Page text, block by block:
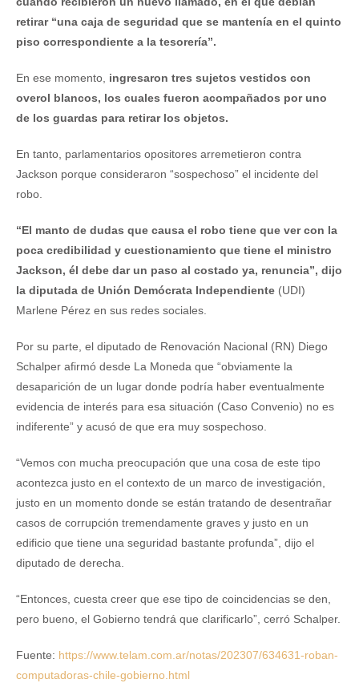
retirar “una caja de seguridad que se mantenía en el quinto
piso correspondiente a la tesorería”.
En ese momento, ingresaron tres sujetos vestidos con
overol blancos, los cuales fueron acompañados por uno
de los guardas para retirar los objetos.
En tanto, parlamentarios opositores arremetieron contra
Jackson porque consideraron “sospechoso” el incidente del
robo.
“El manto de dudas que causa el robo tiene que ver con la
poca credibilidad y cuestionamiento que tiene el ministro
Jackson, él debe dar un paso al costado ya, renuncia”, dijo
la diputada de Unión Demócrata Independiente (UDI)
Marlene Pérez en sus redes sociales.
Por su parte, el diputado de Renovación Nacional (RN) Diego
Schalper afirmó desde La Moneda que “obviamente la
desaparición de un lugar donde podría haber eventualmente
evidencia de interés para esa situación (Caso Convenio) no es
indiferente” y acusó de que era muy sospechoso.
“Vemos con mucha preocupación que una cosa de este tipo
acontezca justo en el contexto de un marco de investigación,
justo en un momento donde se están tratando de desentrañar
casos de corrupción tremendamente graves y justo en un
edificio que tiene una seguridad bastante profunda”, dijo el
diputado de derecha.
“Entonces, cuesta creer que ese tipo de coincidencias se den,
pero bueno, el Gobierno tendrá que clarificarlo”, cerró Schalper.
Fuente: https://www.telam.com.ar/notas/202307/634631-roban-
computadoras-chile-gobierno.html